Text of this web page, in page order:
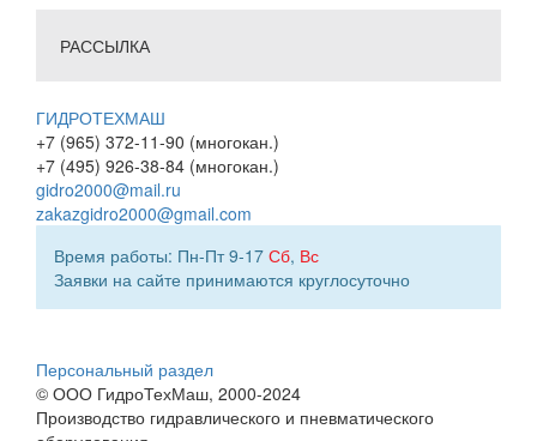
РАССЫЛКА
ГИДРОТЕХМАШ
+7 (965) 372-11-90 (многокан.)
+7 (495) 926-38-84 (многокан.)
gidro2000@mail.ru
zakazgidro2000@gmail.com
Время работы: Пн-Пт 9-17 Сб, Вс
Заявки на сайте принимаются круглосуточно
Персональный раздел
© ООО ГидроТехМаш, 2000-2024
Производство гидравлического и пневматического